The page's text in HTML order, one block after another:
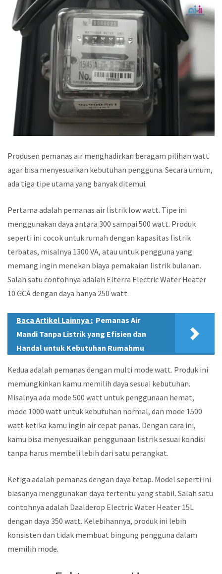
Produsen pemanas air menghadirkan beragam pilihan watt
agar bisa menyesuaikan kebutuhan pengguna. Secara umum,
ada tiga tipe utama yang banyak ditemui.
Pertama adalah pemanas air listrik low watt. Tipe ini
menggunakan daya antara 300 sampai 500 watt. Produk
seperti ini cocok untuk rumah dengan kapasitas listrik
terbatas, misalnya 1300 VA, atau untuk pengguna yang
memang ingin menekan biaya pemakaian listrik bulanan.
Salah satu contohnya adalah Elterra Electric Water Heater
10 GCA dengan daya hanya 250 watt.
Baca Artikel Lainnya : Pemanas Air
Mandi Tanpa Listrik yang Efisien dan
Handal untuk Kebutuhan Rumahmu
Kedua adalah pemanas dengan multi mode watt. Produk ini
memungkinkan kamu memilih daya sesuai kebutuhan.
Misalnya ada mode 500 watt untuk penggunaan hemat,
mode 1000 watt untuk kebutuhan normal, dan mode 1500
watt ketika kamu ingin air cepat panas. Dengan cara ini,
kamu bisa menyesuaikan penggunaan listrik sesuai kondisi
tanpa harus membeli lebih dari satu perangkat.
Ketiga adalah pemanas dengan daya tetap. Model seperti ini
biasanya menggunakan daya tertentu yang stabil. Salah satu
contohnya adalah Daalderop Electric Water Heater 15L
dengan daya 350 watt. Kelebihannya, produk ini lebih
konsisten dan tidak membuat bingung pengguna dalam
memilih mode.